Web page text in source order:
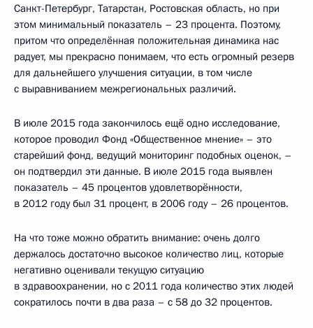
Санкт-Петербург, Татарстан, Ростовская область, но при
этом минимальный показатель – 23 процента. Поэтому,
притом что определённая положительная динамика нас
радует, мы прекрасно понимаем, что есть огромный резерв
для дальнейшего улучшения ситуации, в том числе
с выравниванием межрегиональных различий.
В июле 2015 года закончилось ещё одно исследование,
которое проводил Фонд «Общественное мнение» – это
старейший фонд, ведущий мониторинг подобных оценок, –
он подтвердил эти данные. В июле 2015 года выявлен
показатель – 45 процентов удовлетворённости,
в 2012 году был 31 процент, в 2006 году – 26 процентов.
На что тоже можно обратить внимание: очень долго
держалось достаточно высокое количество лиц, которые
негативно оценивали текущую ситуацию
в здравоохранении, но с 2011 года количество этих людей
сократилось почти в два раза – с 58 до 32 процентов.